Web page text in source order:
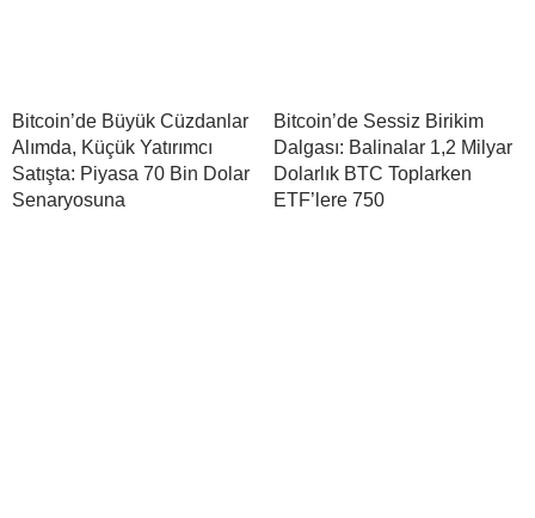
Bitcoin’de Büyük Cüzdanlar
Alımda, Küçük Yatırımcı
Satışta: Piyasa 70 Bin Dolar
Senaryosuna
Bitcoin’de Sessiz Birikim
Dalgası: Balinalar 1,2 Milyar
Dolarlık BTC Toplarken
ETF’lere 750